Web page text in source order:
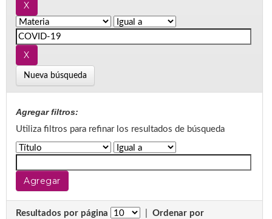
Nueva búsqueda
Agregar filtros:
Utiliza filtros para refinar los resultados de búsqueda
Resultados por página
Ordenar por